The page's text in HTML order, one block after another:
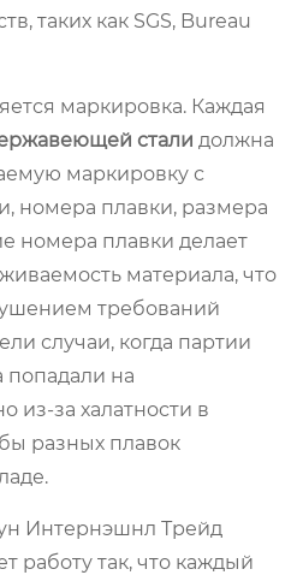
таких как SGS, Bureau
маркировка. Каждая
стали должна
маркировку с
номера плавки, размера
номера плавки делает
материала, что
требований
случаи, когда партии
попадали на
из-за халатности в
разных плавок
Интернэшнл Трейд
работу так, что каждый